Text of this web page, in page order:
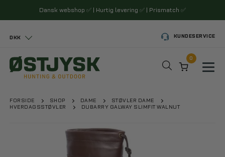
Dansk webshop ✅ | Hurtig levering ✅ | Prismatch ✅
DKK KUNDESERVICE
0
FORSIDE SHOP DAME
STØVLER DAME
HVERDAGSSTØVLER
DUBARRY GALWAY SLIMFIT WALNUT